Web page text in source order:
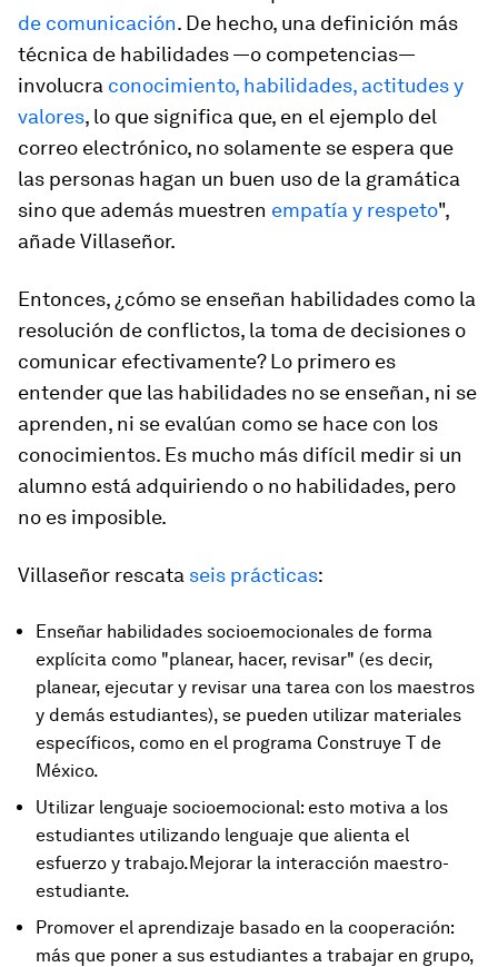
de comunicación. De hecho, una definición más
técnica de habilidades —o competencias—
involucra conocimiento, habilidades, actitudes y
valores, lo que significa que, en el ejemplo del
correo electrónico, no solamente se espera que
las personas hagan un buen uso de la gramática
sino que además muestren empatía y respeto",
añade Villaseñor.
Entonces, ¿cómo se enseñan habilidades como la
resolución de conflictos, la toma de decisiones o
comunicar efectivamente? Lo primero es
entender que las habilidades no se enseñan, ni se
aprenden, ni se evalúan como se hace con los
conocimientos. Es mucho más difícil medir si un
alumno está adquiriendo o no habilidades, pero
no es imposible.
Villaseñor rescata seis prácticas:
Enseñar habilidades socioemocionales de forma
explícita como "planear, hacer, revisar" (es decir,
planear, ejecutar y revisar una tarea con los maestros
y demás estudiantes), se pueden utilizar materiales
específicos, como en el programa Construye T de
México.
Utilizar lenguaje socioemocional: esto motiva a los
estudiantes utilizando lenguaje que alienta el
esfuerzo y trabajo.Mejorar la interacción maestro-
estudiante.
Promover el aprendizaje basado en la cooperación:
más que poner a sus estudiantes a trabajar en grupo,